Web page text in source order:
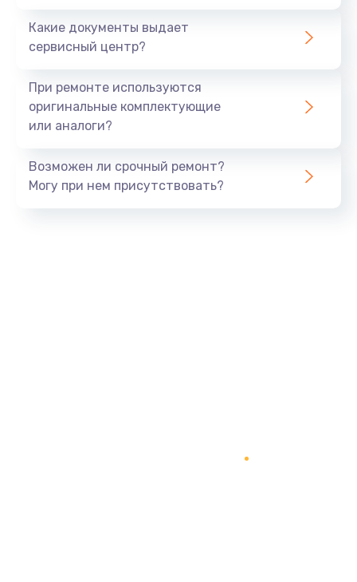
Восстановление данных
Заказать
1060 руб.
Какие документы выдает
сервисный центр?
При ремонте используются
оригинальные комплектующие
или аналоги?
Возможен ли срочный ремонт?
Могу при нем присутствовать?